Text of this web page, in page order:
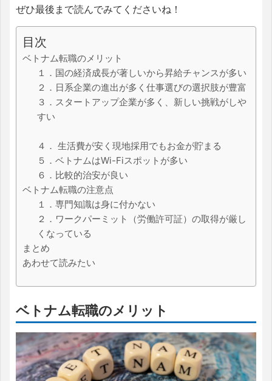
ぜひ最後まで読んでみてくださいね！
目次
ベトナム転職のメリット
１．国の経済成長が著しいから昇給チャンスが多い
２．日系企業の進出が多く仕事選びの選択肢が豊富
３．スタートアップ企業が多く、新しい挑戦がしや
すい
４． 生活費が安く現地採用でもお金が貯まる
５．ベトナムはWi-Fiスポットが多い
６．比較的治安が良い
ベトナム転職の注意点
１．専門知識は身に付かない
２．ワークパーミット（労働許可証）の取得が厳し
くなっている
まとめ
あわせて読みたい
ベトナム転職のメリット